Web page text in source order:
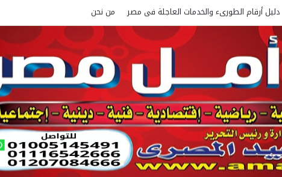
دليل أرقام الطورىء والخدمات العاجلة فى مصر من نحن